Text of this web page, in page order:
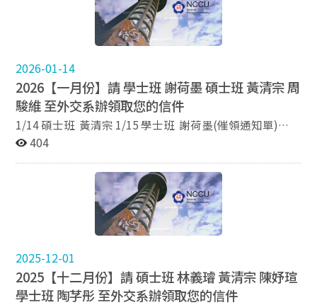
2026-01-14
2026【一月份】請 學士班 謝荷墨 碩士班 黃清宗 周
駿維 至外交系辦領取您的信件
1/14 碩士班 黃清宗 1/15 學士班 謝荷墨(催領通知單)
1/21 碩士班 黃清宗 1/30 碩士班 黃清宗 2/03 碩士班 周
404
2025-12-01
2025【十二月份】請 碩士班 林義璿 黃清宗 陳妤瑄
學士班 陶芓彤 至外交系辦領取您的信件